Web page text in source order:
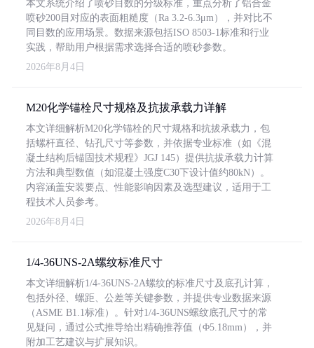
本文系统介绍了喷砂目数的分级标准，重点分析了铝合金
喷砂200目对应的表面粗糙度（Ra 3.2-6.3μm），并对比不
同目数的应用场景。数据来源包括ISO 8503-1标准和行业
实践，帮助用户根据需求选择合适的喷砂参数。
2026年8月4日
M20化学锚栓尺寸规格及抗拔承载力详解
本文详细解析M20化学锚栓的尺寸规格和抗拔承载力，包
括螺杆直径、钻孔尺寸等参数，并依据专业标准（如《混
凝土结构后锚固技术规程》JGJ 145）提供抗拔承载力计算
方法和典型数值（如混凝土强度C30下设计值约80kN）。
内容涵盖安装要点、性能影响因素及选型建议，适用于工
程技术人员参考。
2026年8月4日
1/4-36UNS-2A螺纹标准尺寸
本文详细解析1/4-36UNS-2A螺纹的标准尺寸及底孔计算，
包括外径、螺距、公差等关键参数，并提供专业数据来源
（ASME B1.1标准）。针对1/4-36UNS螺纹底孔尺寸的常
见疑问，通过公式推导给出精确推荐值（Φ5.18mm），并
附加工艺建议与扩展知识。